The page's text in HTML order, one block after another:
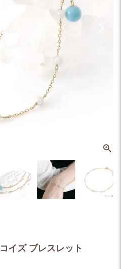
イズ ブレスレット